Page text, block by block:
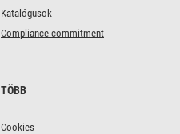
Katalógusok
Compliance commitment
TÖBB
Cookies